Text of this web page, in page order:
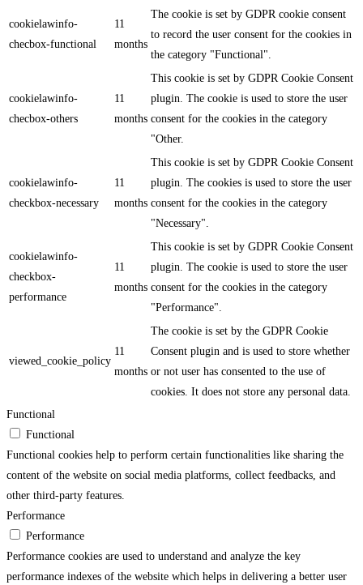
cookielawinfo-
checbox-functional
11
months
The cookie is set by GDPR cookie consent
to record the user consent for the cookies in
the category "Functional".
cookielawinfo-
checbox-others
11
months
This cookie is set by GDPR Cookie Consent
plugin. The cookie is used to store the user
consent for the cookies in the category
"Other.
cookielawinfo-
checkbox-necessary
11
months
This cookie is set by GDPR Cookie Consent
plugin. The cookies is used to store the user
consent for the cookies in the category
"Necessary".
cookielawinfo-
checkbox-
performance
11
months
This cookie is set by GDPR Cookie Consent
plugin. The cookie is used to store the user
consent for the cookies in the category
"Performance".
viewed_cookie_policy
11
months
The cookie is set by the GDPR Cookie
Consent plugin and is used to store whether
or not user has consented to the use of
cookies. It does not store any personal data.
Functional
Functional
Functional cookies help to perform certain functionalities like sharing the
content of the website on social media platforms, collect feedbacks, and
other third-party features.
Performance
Performance
Performance cookies are used to understand and analyze the key
performance indexes of the website which helps in delivering a better user